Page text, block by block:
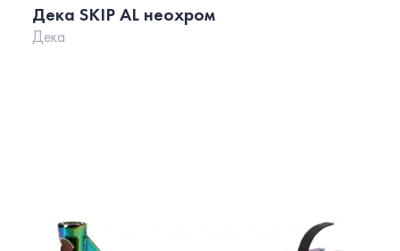
Дека SKIP AL неохром
Дека